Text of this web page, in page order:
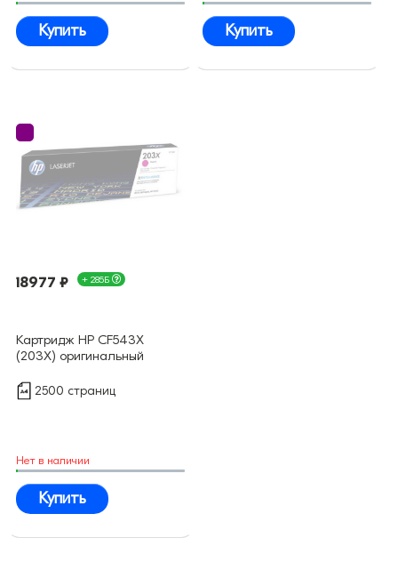
Купить Купить
18977 ₽ + 285Б
Картридж HP CF543X
(203X) оригинальный
2500 страниц
Нет в наличии
Купить